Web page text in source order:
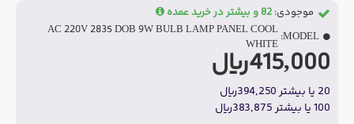
415,000ریال
20 یا بیشتر 394,250ریال
100 یا بیشتر 383,875ریال
موجودی: 82 و بیشتر در خرید عمده
MODEL:
AC 220V 2835 DOB 9W BULB LAMP PANEL COOL
WHITE